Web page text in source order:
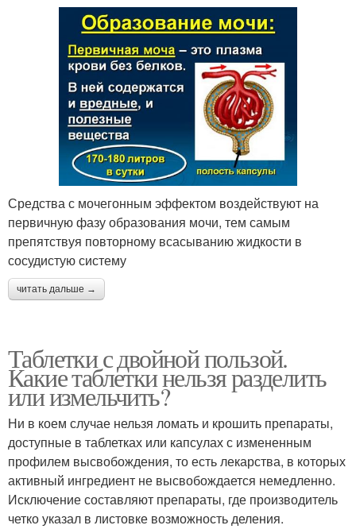
Средства с мочегонным эффектом воздействуют на
первичную фазу образования мочи, тем самым
препятствуя повторному всасыванию жидкости в
сосудистую систему
читать дальше →
Таблетки с двойной пользой.
Какие таблетки нельзя разделить
или измельчить?
Ни в коем случае нельзя ломать и крошить препараты,
доступные в таблетках или капсулах с измененным
профилем высвобождения, то есть лекарства, в которых
активный ингредиент не высвобождается немедленно.
Исключение составляют препараты, где производитель
четко указал в листовке возможность деления.